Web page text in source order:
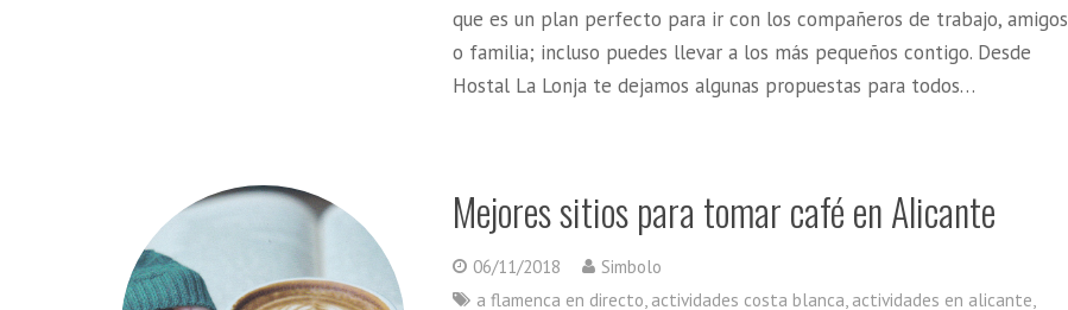
que es un plan perfecto para ir con los compañeros de trabajo, amigos
o familia; incluso puedes llevar a los más pequeños contigo. Desde
Hostal La Lonja te dejamos algunas propuestas para todos…
Mejores sitios para tomar café en Alicante
06/11/2018
Simbolo
a flamenca en directo, actividades costa blanca, actividades en alicante,